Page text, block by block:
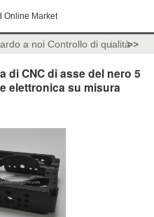
Online Market
a noi Controllo di qualità>>
di CNC di asse del nero 5
elettronica su misura